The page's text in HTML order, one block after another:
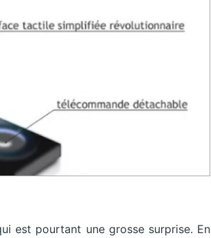
est pourtant une grosse surprise. En